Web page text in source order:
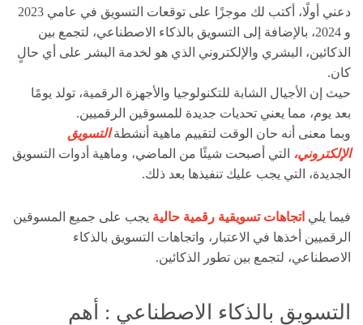
دعني أولًا، أكتب لك موجزًا على توقعات التسويق في عامي 2023
و 2024، بالإضافة إلى التسويق بالذكاء الاصطناعي، لتجمع بين
الذكائين، البشري والإلكتروني الذي هو لخدمة البشر على أي حالٍ
كان.
حيث إن الأجيال الشابة للتكنولوجيا والأجهزة الرقمية، تولد يومًا
بعد يوم، مما يعني تحديات جديدة للمسوقين الرقميين.
وبما معنى أنه حان الوقت لتقييم ماهية أنشطةالتسويق
الإلكتروني، التي أصبحت شيئًا من الماضي، وماهية أدوات التسويق
الجديدة، التي يجب عليك تنفيذها بعد ذلك.
فيما يلي اتجاهات تسويقية رقمية حالية يجب على جميع المسوقين
الرقميين أخذها في الاعتبار، واتجاهات التسويق بالذكاء
الاصطناعي، لتجمع بين تطور الذكائين.
التسويق بالذكاء الاصطناعي : أهم